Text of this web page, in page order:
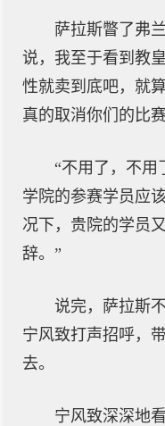
萨拉斯瞥了弗
说，我至于看到教
性就卖到底吧，就
真的取消你们的比
“不用了，不用
学院的参赛学员应
况下，贵院的学员
辞。”
说完，萨拉斯
宁风致打声招呼，
去。
宁风致深深地